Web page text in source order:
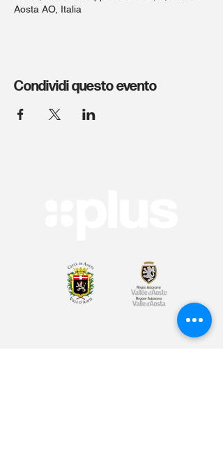
Aosta AO, Italia
Condividi questo evento